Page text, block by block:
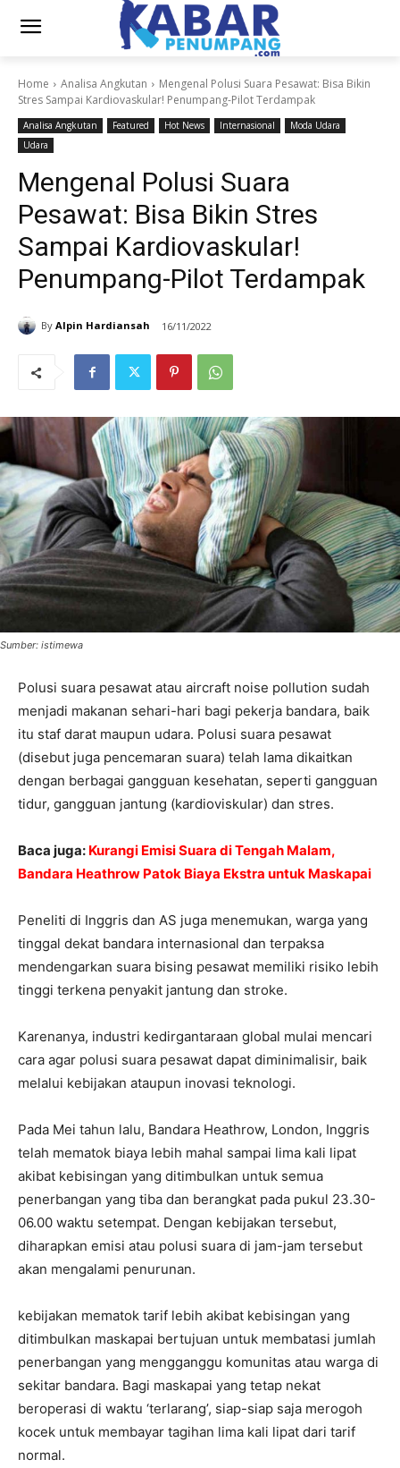
Home Analisa Angkutan
Mengenal Polusi Suara Pesawat: Bisa Bikin
Stres Sampai Kardiovaskular! Penumpang-Pilot Terdampak
Analisa Angkutan Featured Hot News Internasional
Moda Udara
Udara
Mengenal Polusi Suara
Pesawat: Bisa Bikin Stres
Sampai Kardiovaskular!
Penumpang-Pilot Terdampak
By Alpin Hardiansah 16/11/2022
Sumber: istimewa
Polusi suara pesawat atau aircraft noise pollution sudah
menjadi makanan sehari-hari bagi pekerja bandara, baik
itu staf darat maupun udara. Polusi suara pesawat
(disebut juga pencemaran suara) telah lama dikaitkan
dengan berbagai gangguan kesehatan, seperti gangguan
tidur, gangguan jantung (kardioviskular) dan stres.
Baca juga: Kurangi Emisi Suara di Tengah Malam,
Bandara Heathrow Patok Biaya Ekstra untuk Maskapai
Peneliti di Inggris dan AS juga menemukan, warga yang
tinggal dekat bandara internasional dan terpaksa
mendengarkan suara bising pesawat memiliki risiko lebih
tinggi terkena penyakit jantung dan stroke.
Karenanya, industri kedirgantaraan global mulai mencari
cara agar polusi suara pesawat dapat diminimalisir, baik
melalui kebijakan ataupun inovasi teknologi.
Pada Mei tahun lalu, Bandara Heathrow, London, Inggris
telah mematok biaya lebih mahal sampai lima kali lipat
akibat kebisingan yang ditimbulkan untuk semua
penerbangan yang tiba dan berangkat pada pukul 23.30-
06.00 waktu setempat. Dengan kebijakan tersebut,
diharapkan emisi atau polusi suara di jam-jam tersebut
akan mengalami penurunan.
kebijakan mematok tarif lebih akibat kebisingan yang
ditimbulkan maskapai bertujuan untuk membatasi jumlah
penerbangan yang mengganggu komunitas atau warga di
sekitar bandara. Bagi maskapai yang tetap nekat
beroperasi di waktu ‘terlarang’, siap-siap saja merogoh
kocek untuk membayar tagihan lima kali lipat dari tarif
normal.